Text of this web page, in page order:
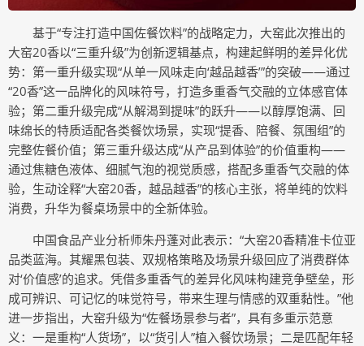
基于“专注打造中国佐餐饮料”的战略定力，大窑此次推出的
大窑20香以“三重升级”为创新逻辑基点，构建起鲜明的差异化优
势：第一重升级实现“从单一风味走向‘越品越香’”的突破——通过
“20香”这一品牌化的风味符号，打造多重香气交融的立体感官体
验；第二重升级完成“从解渴到提味”的跃升——以醇厚饱满、回
味绵长的特质适配各类餐饮场景，实现“提香、陪餐、氛围组”的
完整佐餐价值；第三重升级达成“从产品到体验”的价值重构——
通过焦糖色液体、细腻气泡的视觉质感，搭配多重香气交融的体
验，生动诠释“大窑20香，越品越香”的核心主张，将单纯的饮料
消费，升华为餐桌场景中的全新体验。
中国食品产业分析师朱丹蓬对此表示：“大窑20香精准卡位亚
品类蓝海。其耀黑包装、双规格策略及场景升级回应了消费群体
对‘价值感’的追求。凭借多重香气的差异化风味构建竞争壁垒，形
成可辨识、可记忆的味觉符号，带来生理与情感的双重黏性。”他
进一步指出，大窑升级为“佐餐场景参与者”，具有多重示范意
义：一是重构“人货场”，以“货引人”植入餐饮场景；二是匹配年轻